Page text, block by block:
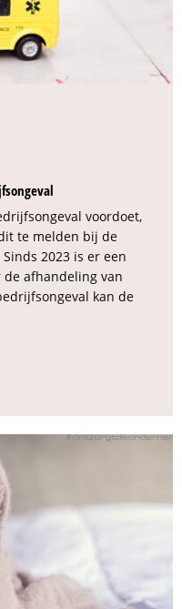
voordoet,
te melden bij de
2023 is er een
de afhandeling van
kan de